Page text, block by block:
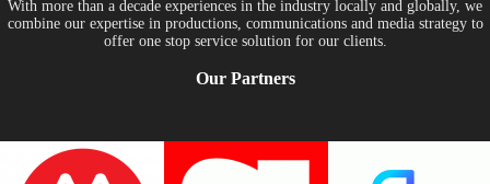
With more than a decade experiences in the industry locally and globally, we
combine our expertise in productions, communications and media strategy to
offer one stop service solution for our clients.
Our Partners